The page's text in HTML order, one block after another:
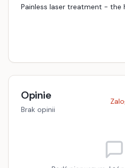
Painless laser treatment - the
Opinie
Brak opinii